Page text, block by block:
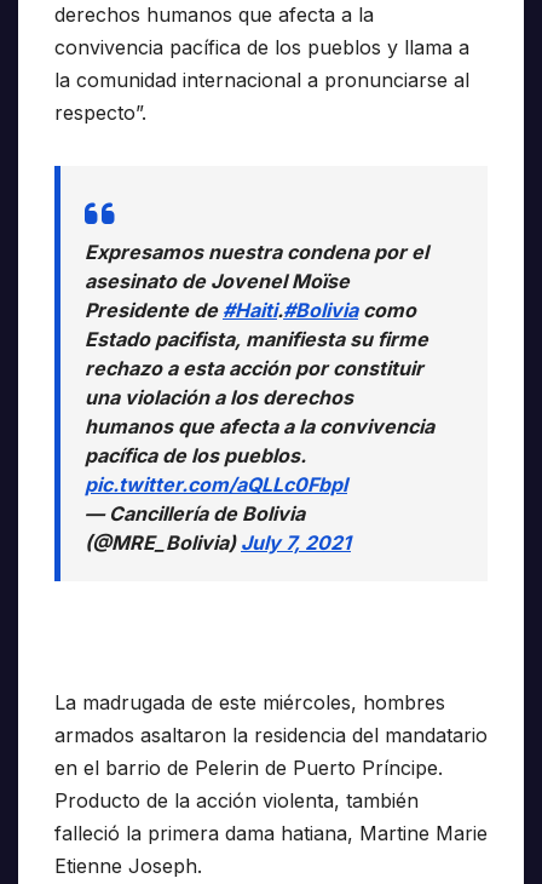
derechos humanos que afecta a la
convivencia pacífica de los pueblos y llama a
la comunidad internacional a pronunciarse al
respecto”.
Expresamos nuestra condena por el
asesinato de Jovenel Moïse
Presidente de #Haiti.#Boliviacomo
Estado pacifista, manifiesta su firme
rechazo a esta acción por constituir
una violación a los derechos
humanos que afecta a la convivencia
pacífica de los pueblos.
pic.twitter.com/aQLLc0Fbpl
— Cancillería de Bolivia
(@MRE_Bolivia) July 7, 2021
La madrugada de este miércoles, hombres
armados asaltaron la residencia del mandatario
en el barrio de Pelerin de Puerto Príncipe.
Producto de la acción violenta, también
falleció la primera dama hatiana, Martine Marie
Etienne Joseph.